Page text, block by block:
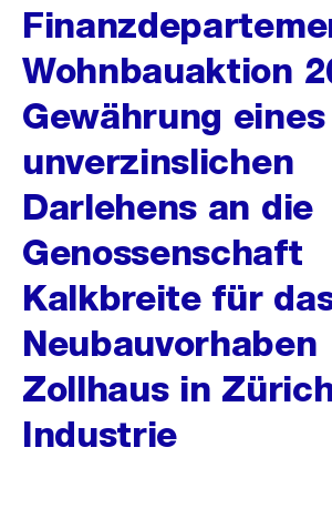
Wohnbauaktion
Gewährung eines
unverzinslichen
Darlehens an die
Genossenschaft
Kalkbreite für
Neubauvorhaben
Zollhaus in
Industrie